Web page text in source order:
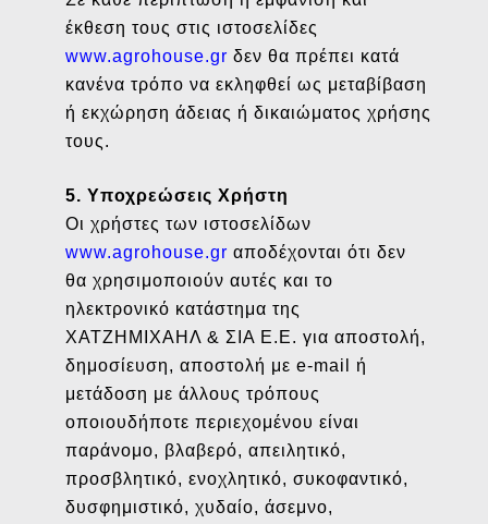
έκθεση τους στις ιστοσελίδες
www.agrohouse.gr δεν θα πρέπει κατά
κανένα τρόπο να εκληφθεί ως μεταβίβαση
ή εκχώρηση άδειας ή δικαιώματος χρήσης
τους.
5. Υποχρεώσεις Χρήστη
Οι χρήστες των ιστοσελίδων
www.agrohouse.gr αποδέχονται ότι δεν
θα χρησιμοποιούν αυτές και το
ηλεκτρονικό κατάστημα της
ΧΑΤΖΗΜΙΧΑΗΛ & ΣΙΑ Ε.Ε. για αποστολή,
δημοσίευση, αποστολή με e-mail ή
μετάδοση με άλλους τρόπους
οποιουδήποτε περιεχομένου είναι
παράνομο, βλαβερό, απειλητικό,
προσβλητικό, ενοχλητικό, συκοφαντικό,
δυσφημιστικό, χυδαίο, άσεμνο,